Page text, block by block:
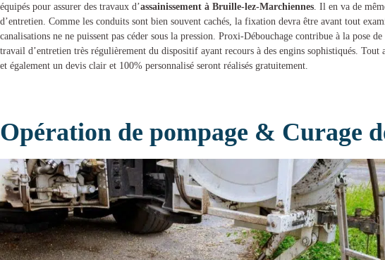
équipés pour assurer des travaux d’assainissement à Bruille-lez-Marchiennes . Il en va de
d’entretien. Comme les conduits sont bien souvent cachés, la fixation devra être avant tout
canalisations ne ne puissent pas céder sous la pression. Proxi-Débouchage contribue à la pose
travail d’entretien très régulièrement du dispositif ayant recours à des engins sophistiqués.
et également un devis clair et 100% personnalisé seront réalisés gratuitement.
Opération de pompage & Curage